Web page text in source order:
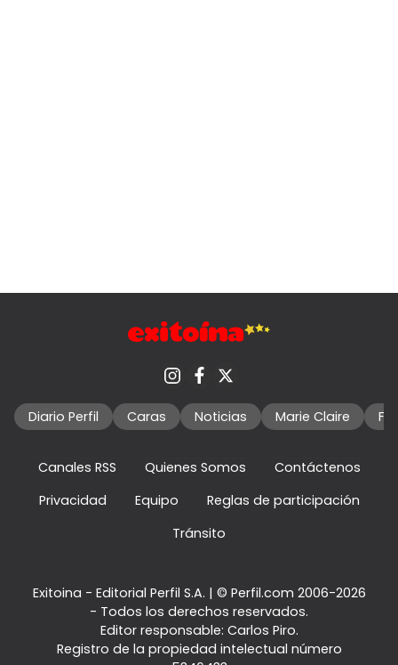
Diario Perfil Caras Noticias Marie Claire
Canales RSS Quienes Somos
Contáctenos
Privacidad
Equipo
Reglas de participación
Tránsito
Exitoina - Editorial Perfil S.A. | © Perfil.com 2006-2026
- Todos los derechos reservados.
Editor responsable: Carlos Piro.
Registro de la propiedad intelectual número